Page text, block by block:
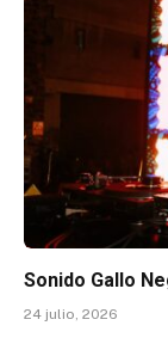
Sonido Gallo
24 julio, 2026